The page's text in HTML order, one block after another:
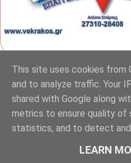
ΦΟΥΝΤΑΣ
This site uses cookies from
and to analyze traffic. Your
shared with Google along
metrics to ensure quality of
statistics, and to detect and
LEARN